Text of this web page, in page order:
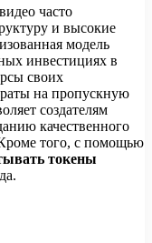
часто
и высокие
модель
инвестициях в
своих
на пропускную
создателям
качественного
того, с помощью
токены